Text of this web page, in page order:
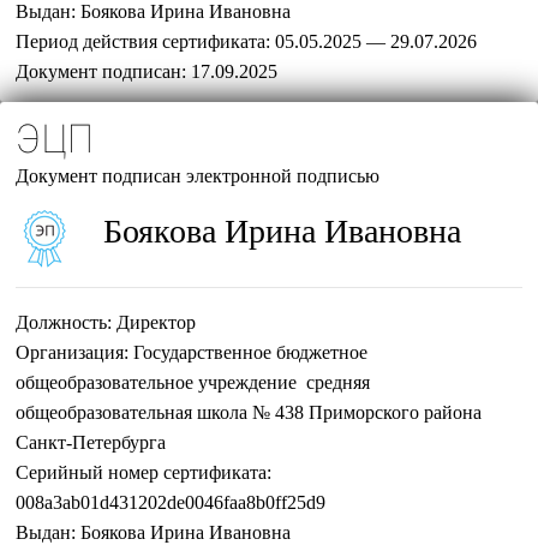
Выдан: Боякова Ирина Ивановна
Период действия сертификата: 05.05.2025 — 29.07.2026
Документ подписан: 17.09.2025
ЭЦП
Документ подписан электронной подписью
Боякова Ирина Ивановна
Должность: Директор
Организация: Государственное бюджетное
общеобразовательное учреждение средняя
общеобразовательная школа № 438 Приморского района
Санкт-Петербурга
Серийный номер сертификата:
008a3ab01d431202de0046faa8b0ff25d9
Выдан: Боякова Ирина Ивановна